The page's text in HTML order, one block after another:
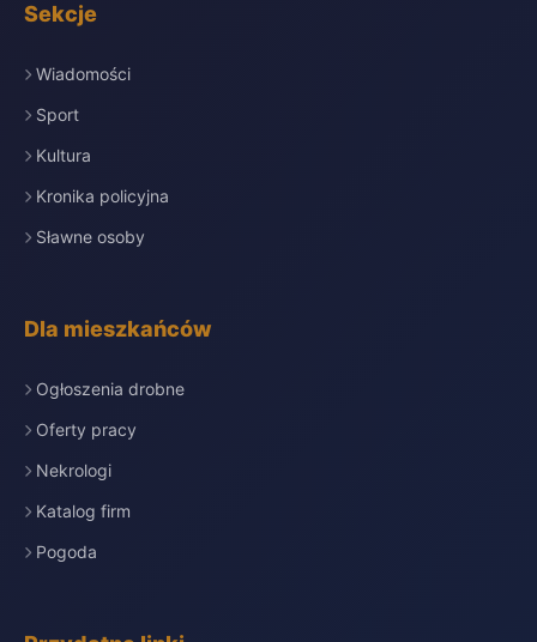
Sekcje
Wiadomości
Sport
Kultura
Kronika policyjna
Sławne osoby
Dla mieszkańców
Ogłoszenia drobne
Oferty pracy
Nekrologi
Katalog firm
Pogoda